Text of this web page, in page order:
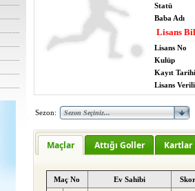
Statü
Baba Adı
Lisans
Lisans No
Kulüp
Kayıt Tarihi
Lisans
Sezon:
Maçlar Attığı Goller Kartlar
Maç No Ev Sahibi